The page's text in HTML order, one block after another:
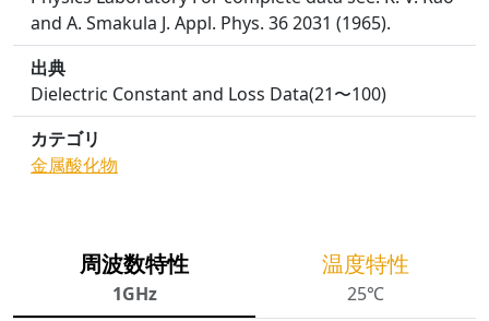
and A. Smakula J. Appl. Phys. 36 2031 (1965).
出典
Dielectric Constant and Loss Data(21〜100)
カテゴリ
金属酸化物
周波数特性
1GHz
温度特性
25℃